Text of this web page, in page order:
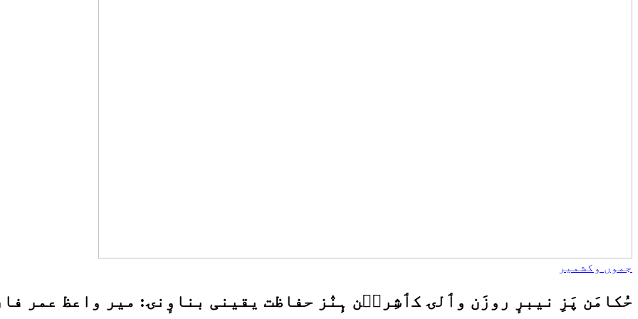
جموں وکشمیر
حُکامَن پَزِ نیبرٕ روزَن وٲلۍ کٲشِرٮ۪ن ہٕنٛز حفاظت یقینی بناوٕنۍ: میر واعظ عمر